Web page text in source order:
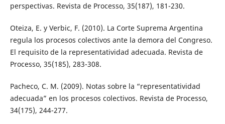
perspectivas. Revista de Processo, 35(187), 181-230.
Oteiza, E. y Verbic, F. (2010). La Corte Suprema Argentina
regula los procesos colectivos ante la demora del Congreso.
El requisito de la representatividad adecuada. Revista de
Processo, 35(185), 283-308.
Pacheco, C. M. (2009). Notas sobre la “representatividad
adecuada” en los procesos colectivos. Revista de Processo,
34(175), 244-277.